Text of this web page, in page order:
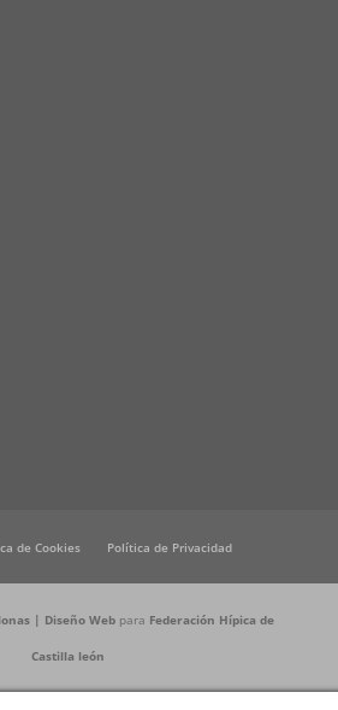
de Cookies Política de Privacidad
| Diseño Web para Federación Hípica de
Castilla león